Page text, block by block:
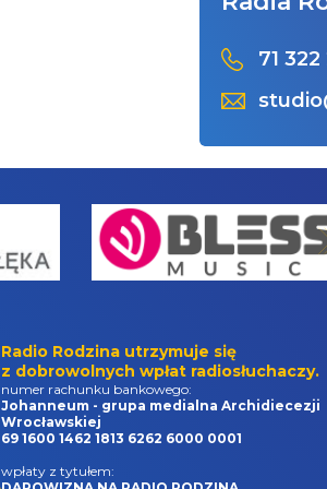
71
Radio Rodzina utrzymuje się
z dobrowolnych wpłat radiosłuchaczy.
numer rachunku bankowego:
Johanneum - grupa medialna Archidiecezji
Wrocławskiej
69 1600 1462 1813 6262 6000 0001
wpłaty z tytułem: